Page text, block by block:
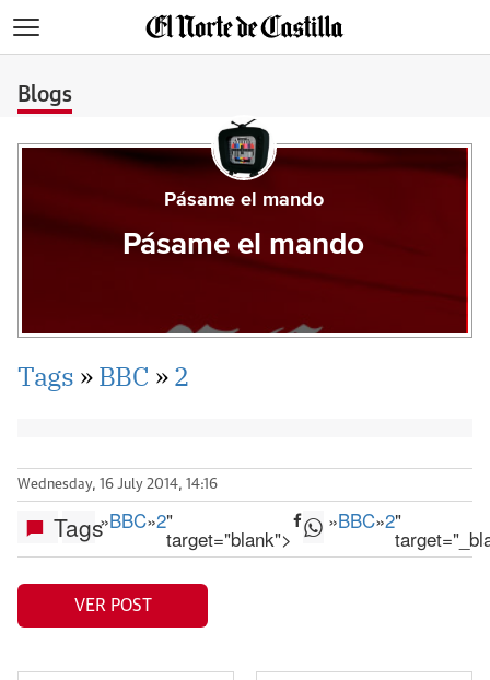
Blogs
Pásame el mando
Pásame el mando
Tags »BBC »2
Wednesday, 16 July 2014, 14:16
Tags»BBC»2"
target="blank">
»BBC»2"
VER POST